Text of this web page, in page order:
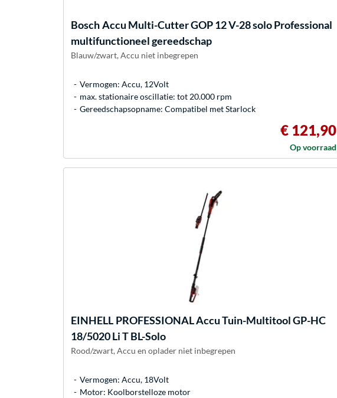
Bosch Accu Multi-Cutter GOP 12 V-28 solo Professional
multifunctioneel gereedschap
Blauw/zwart, Accu niet inbegrepen
Vermogen: Accu, 12Volt
max. stationaire oscillatie: tot 20.000 rpm
Gereedschapsopname: Compatibel met Starlock
€ 121,90
Op voorraad
EINHELL PROFESSIONAL Accu Tuin-Multitool GP-HC
18/5020 Li T BL-Solo
Rood/zwart, Accu en oplader niet inbegrepen
Vermogen: Accu, 18Volt
Motor: Koolborstelloze motor